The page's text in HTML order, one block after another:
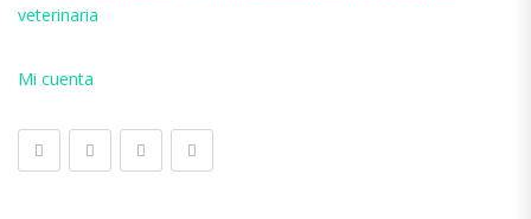
veterinaria
Mi cuenta